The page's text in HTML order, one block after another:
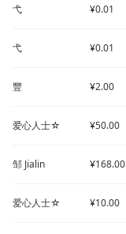
弋 ¥0.01
弋 ¥0.01
豐 ¥2.00
爱心人士☆ ¥50.00
邹 Jialin ¥168.00
爱心人士☆ ¥10.00